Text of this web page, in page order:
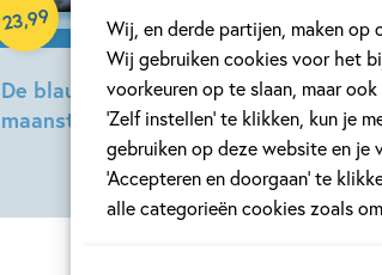
Wij, en derde partijen, maken op
Wij gebruiken cookies voor het
voorkeuren op te slaan, maar
‘Zelf instellen’ te klikken, kun je
gebruiken op deze website en je
‘Accepteren en doorgaan’ te
alle categorieën cookies zoals
De blauwe
maansteen
23,99
K-Pop
Detectives
Takedown
Stacia
Deutsch,
99